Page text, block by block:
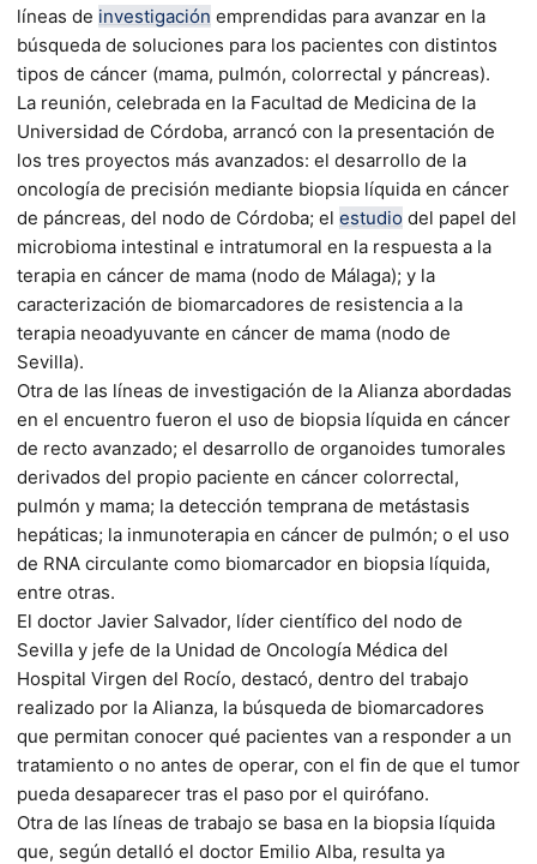
líneas de investigación emprendidas para avanzar en la
búsqueda de soluciones para los pacientes con distintos
tipos de cáncer (mama, pulmón, colorrectal y páncreas).
La reunión, celebrada en la Facultad de Medicina de la
Universidad de Córdoba, arrancó con la presentación de
los tres proyectos más avanzados: el desarrollo de la
oncología de precisión mediante biopsia líquida en cáncer
de páncreas, del nodo de Córdoba; el estudio del papel del
microbioma intestinal e intratumoral en la respuesta a la
terapia en cáncer de mama (nodo de Málaga); y la
caracterización de biomarcadores de resistencia a la
terapia neoadyuvante en cáncer de mama (nodo de
Sevilla).
Otra de las líneas de investigación de la Alianza abordadas
en el encuentro fueron el uso de biopsia líquida en cáncer
de recto avanzado; el desarrollo de organoides tumorales
derivados del propio paciente en cáncer colorrectal,
pulmón y mama; la detección temprana de metástasis
hepáticas; la inmunoterapia en cáncer de pulmón; o el uso
de RNA circulante como biomarcador en biopsia líquida,
entre otras.
El doctor Javier Salvador, líder científico del nodo de
Sevilla y jefe de la Unidad de Oncología Médica del
Hospital Virgen del Rocío, destacó, dentro del trabajo
realizado por la Alianza, la búsqueda de biomarcadores
que permitan conocer qué pacientes van a responder a un
tratamiento o no antes de operar, con el fin de que el tumor
pueda desaparecer tras el paso por el quirófano.
Otra de las líneas de trabajo se basa en la biopsia líquida
que, según detalló el doctor Emilio Alba, resulta ya